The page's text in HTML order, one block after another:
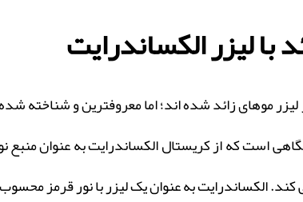
لیزر الکساندرایت
موهای زائد شده ‏اند؛ اما معروف‏ترین و شناخته
الکساندرایت به عنوان یک لیزر با نور قرمز